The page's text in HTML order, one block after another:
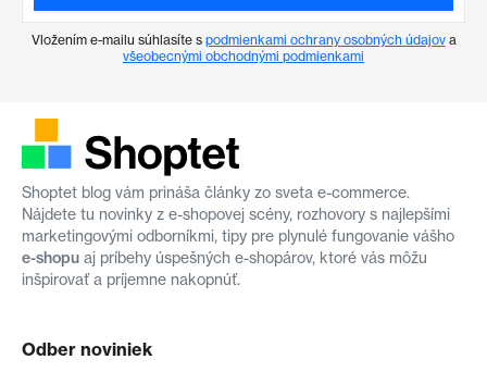
Vložením e-mailu súhlasíte s podmienkami ochrany osobných údajova
všeobecnými obchodnými podmienkami
Shoptet blog vám prináša články zo sveta e-commerce.
Nájdete tu novinky z e-shopovej scény, rozhovory s najlepšími
marketingovými odborníkmi, tipy pre plynulé fungovanie vášho
e-shopu aj príbehy úspešných e-shopárov, ktoré vás môžu
inšpirovať a príjemne nakopnúť.
Odber noviniek